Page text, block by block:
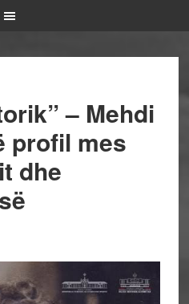
– Mehdi
profil mes
dhe